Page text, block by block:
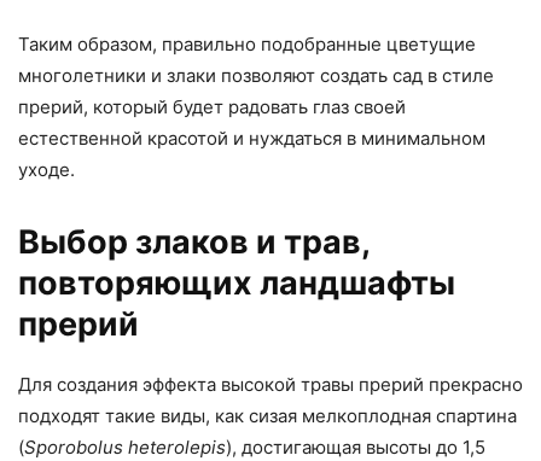
Таким образом, правильно подобранные цветущие
многолетники и злаки позволяют создать сад в стиле
прерий, который будет радовать глаз своей
естественной красотой и нуждаться в минимальном
уходе.
Выбор злаков и трав,
повторяющих ландшафты
прерий
Для создания эффекта высокой травы прерий прекрасно
подходят такие виды, как сизая мелкоплодная спартина
(Sporobolus heterolepis), достигающая высоты до 1,5